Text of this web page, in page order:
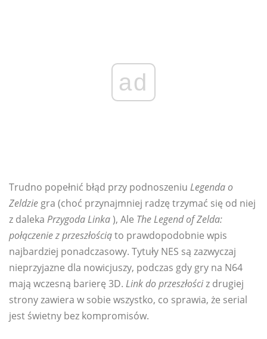
ad
Trudno popełnić błąd przy podnoszeniu Legenda o
Zeldzie gra (choć przynajmniej radzę trzymać się od niej
z daleka Przygoda Linka), Ale The Legend of Zelda:
połączenie z przeszłościąto prawdopodobnie wpis
najbardziej ponadczasowy. Tytuły NES są zazwyczaj
nieprzyjazne dla nowicjuszy, podczas gdy gry na N64
mają wczesną barierę 3D. Link do przeszłościz drugiej
strony zawiera w sobie wszystko, co sprawia, że ​​serial
jest świetny bez kompromisów.